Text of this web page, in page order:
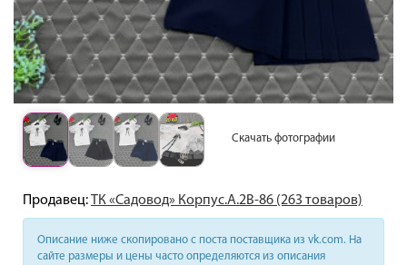
Скачать фотографии
Продавец:ТК «Садовод» Корпус.А.2В-86 (263 товаров)
Описание ниже скопировано с поста поставщика из vk.com. На
сайте размеры и цены часто определяются из описания